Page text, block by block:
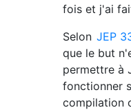
fois et j'ai
Selon JEP
que le but
permettre à
fonctionner
compilation